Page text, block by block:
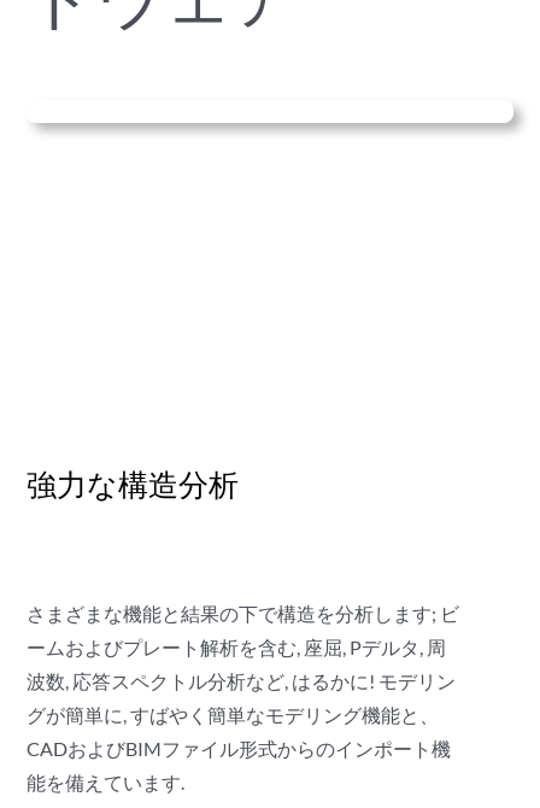
強力な構造分析
さまざまな機能と結果の下で構造を分析します; ビ
ームおよびプレート解析を含む, 座屈, Pデルタ, 周
波数, 応答スペクトル分析など, はるかに! モデリン
グが簡単に, すばやく簡単なモデリング機能と、
CADおよびBIMファイル形式からのインポート機
能を備えています.